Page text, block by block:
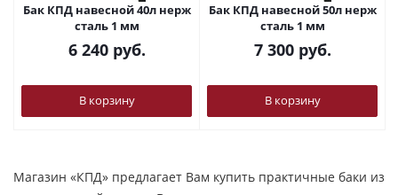
Бак КПД навесной 40л нерж
сталь 1 мм
6 240руб.
В корзину
Бак КПД навесной 50л нерж
сталь 1 мм
7 300руб.
В корзину
Магазин «КПД» предлагает Вам купить практичные баки из